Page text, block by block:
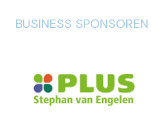
BUSINESS SPONSOREN